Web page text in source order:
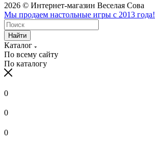
2026 © Интернет-магазин Веселая Сова
Мы продаем настольные игры с 2013 года!
Найти
Каталог
По всему сайту
По каталогу
0
0
0